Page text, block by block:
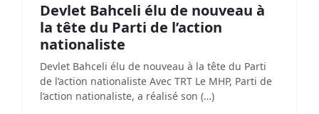
Devlet Bahceli élu de nouveau à
la tête du Parti de l’action
nationaliste
Devlet Bahceli élu de nouveau à la tête du Parti
de l’action nationaliste Avec TRT Le MHP, Parti de
l’action nationaliste, a réalisé son (…)